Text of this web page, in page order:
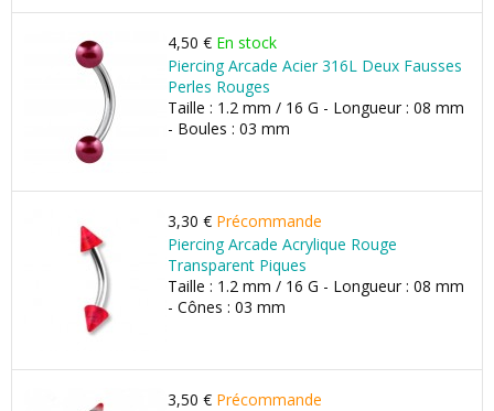
4,50 € En stock
Piercing Arcade Acier 316L Deux Fausses
Perles Rouges
Taille : 1.2 mm / 16 G - Longueur : 08 mm
- Boules : 03 mm
3,30 € Précommande
Piercing Arcade Acrylique Rouge
Transparent Piques
Taille : 1.2 mm / 16 G - Longueur : 08 mm
- Cônes : 03 mm
3,50 € Précommande